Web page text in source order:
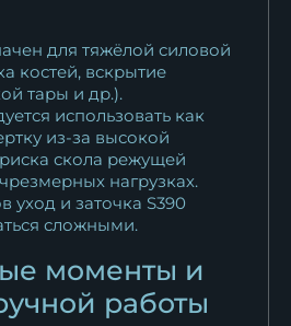
для тяжёлой силовой
костей, вскрытие
тары и др.).
использовать как
из-за высокой
скола режущей
нагрузках.
уход и заточка S390
сложными.
моменты и
работы